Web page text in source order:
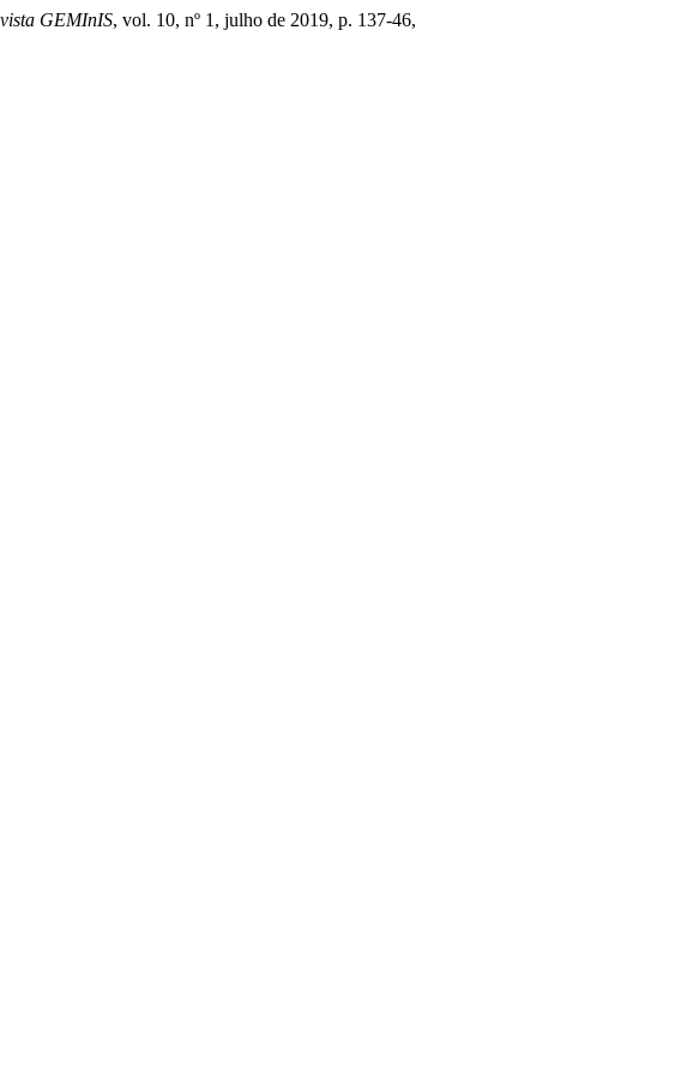
GEMInIS, vol. 10, nº 1, julho de 2019, p. 137-46,